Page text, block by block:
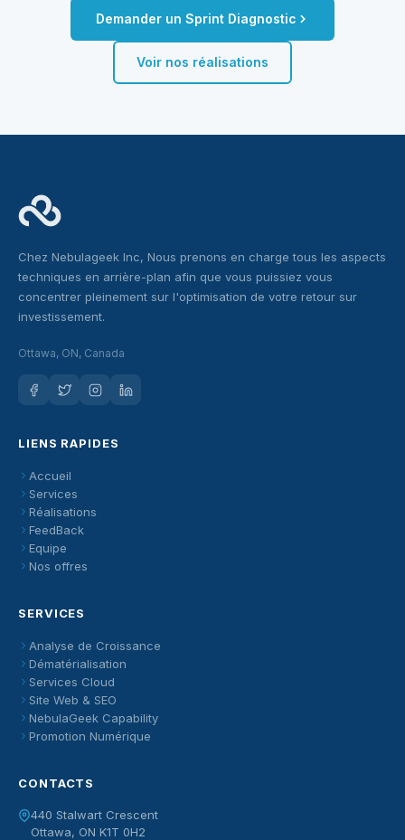
Demander un Sprint Diagnostic
Voir nos réalisations
Chez Nebulageek Inc, Nous prenons en charge tous les aspects
techniques en arrière-plan afin que vous puissiez vous
concentrer pleinement sur l'optimisation de votre retour sur
investissement.
Ottawa, ON, Canada
LIENS RAPIDES
Accueil
Services
Réalisations
FeedBack
Equipe
Nos offres
SERVICES
Analyse de Croissance
Dématérialisation
Services Cloud
Site Web & SEO
NebulaGeek Capability
Promotion Numérique
CONTACTS
440 Stalwart Crescent
Ottawa, ON K1T 0H2